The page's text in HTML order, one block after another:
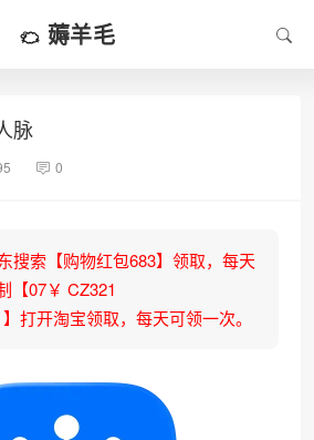
薅羊毛
脉
0
搜索【购物红包683】领取，每天
【07￥ CZ321
打开淘宝领取，每天可领一次。